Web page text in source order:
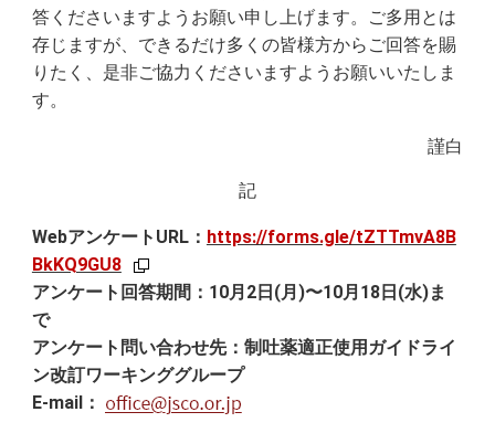
答くださいますようお願い申し上げます。ご多用とは
存じますが、できるだけ多くの皆様方からご回答を賜
りたく、是非ご協力くださいますようお願いいたしま
す。
謹白
記
WebアンケートURL： https://forms.gle/tZTTmvA8B
BkKQ9GU8
アンケート回答期間：10月2日(月)〜10月18日(水)ま
で
アンケート問い合わせ先：制吐薬適正使用ガイドライ
ン改訂ワーキンググループ
E-mail：